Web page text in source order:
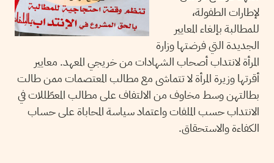
لإطارات الطفولة،
للمطالبة بإلغاء المعايير
الجديدة التي فرضتها وزارة
المرأة لانتداب أصحاب الشهادات من خريجي المعهد. معايير
أقرتها وزيرة المرأة لا تتماشى مع مطالب المعتصمات ممن طالت
بطالتهن وسط مخاوف من الالتفاف على مطالب المعطّللات في
الانتداب حسب الملفات واعتماد سياسة المحاباة على حساب
الكفاءة والاستحقاق.